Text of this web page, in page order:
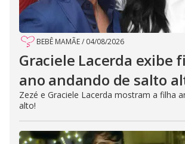
BEBÊ MAMÃE/ 04/08/2026
Graciele Lacerda exibe
ano andando de salto
Zezé e Graciele Lacerda mostram a filha
alto!